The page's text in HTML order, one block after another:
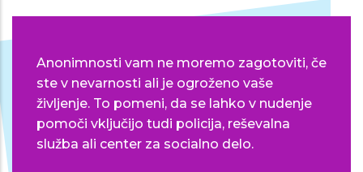
Anonimnosti vam ne moremo zagotoviti, če
ste v nevarnosti ali je ogroženo vaše
življenje. To pomeni, da se lahko v nudenje
pomoči vključijo tudi policija, reševalna
služba ali center za socialno delo.